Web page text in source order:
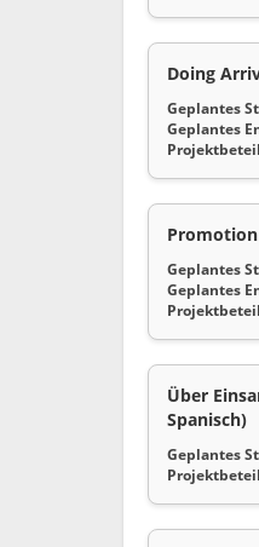
Doing
Geplantes
Geplantes
Promotion
Geplantes
Geplantes
Über
Spanisch)
Geplantes